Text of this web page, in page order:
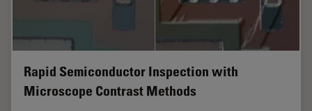
Rapid Semiconductor Inspection with
Microscope Contrast Methods